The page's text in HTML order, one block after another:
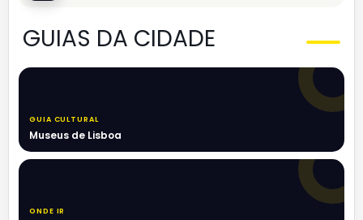
GUIAS DA CIDADE
GUIA CULTURAL
Museus de Lisboa
ONDE IR